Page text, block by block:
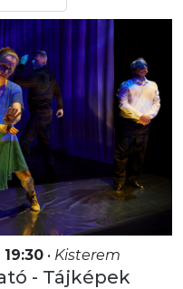
• Kisterem
- Tájképek